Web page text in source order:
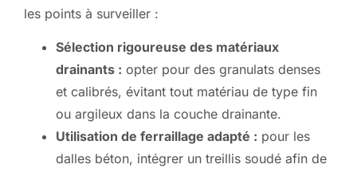
les points à surveiller :
Sélection rigoureuse des matériaux
drainants : opter pour des granulats denses
et calibrés, évitant tout matériau de type fin
ou argileux dans la couche drainante.
Utilisation de ferraillage adapté : pour les
dalles béton, intégrer un treillis soudé afin de